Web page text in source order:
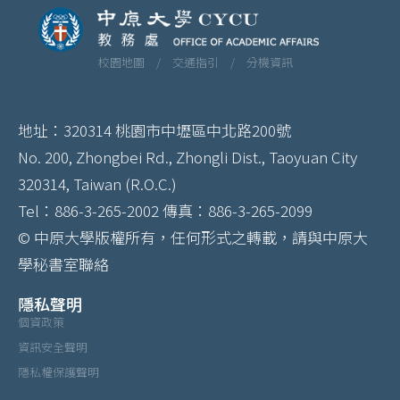
校園地圖 / 交通指引 / 分機資訊
地址：320314 桃園市中壢區中北路200號
No. 200, Zhongbei Rd., Zhongli Dist., Taoyuan City
320314, Taiwan (R.O.C.)
Tel：886-3-265-2002 傳真：886-3-265-2099
© 中原大學版權所有，任何形式之轉載，請與中原大
學秘書室聯絡
隱私聲明
個資政策
資訊安全聲明
隱私權保護聲明